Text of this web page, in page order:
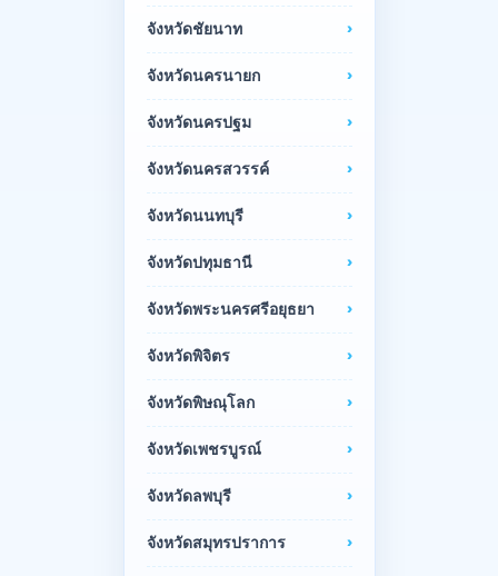
จังหวัดชัยนาท
จังหวัดนครนายก
จังหวัดนครปฐม
จังหวัดนครสวรรค์
จังหวัดนนทบุรี
จังหวัดปทุมธานี
จังหวัดพระนครศรีอยุธยา
จังหวัดพิจิตร
จังหวัดพิษณุโลก
จังหวัดเพชรบูรณ์
จังหวัดลพบุรี
จังหวัดสมุทรปราการ